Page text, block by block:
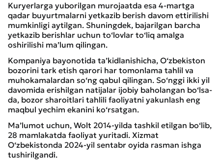
Kuryerlarga yuborilgan murojaatda esa 4-martga
qadar buyurtmalarni yetkazib berish davom ettirilishi
mumkinligi aytilgan. Shuningdek, bajarilgan barcha
yetkazib berishlar uchun to‘lovlar to‘liq amalga
oshirilishi ma’lum qilingan.
Kompaniya bayonotida ta’kidlanishicha, O‘zbekiston
bozorini tark etish qarori har tomonlama tahlil va
muhokamalardan so‘ng qabul qilingan. So‘nggi ikki yil
davomida erishilgan natijalar ijobiy baholangan bo‘lsa-
da, bozor sharoitlari tahlili faoliyatni yakunlash eng
maqbul yechim ekanini ko‘rsatgan.
Ma’lumot uchun, Wolt 2014-yilda tashkil etilgan bo‘lib,
28 mamlakatda faoliyat yuritadi. Xizmat
O‘zbekistonda 2024-yil sentabr oyida rasman ishga
tushirilgandi.